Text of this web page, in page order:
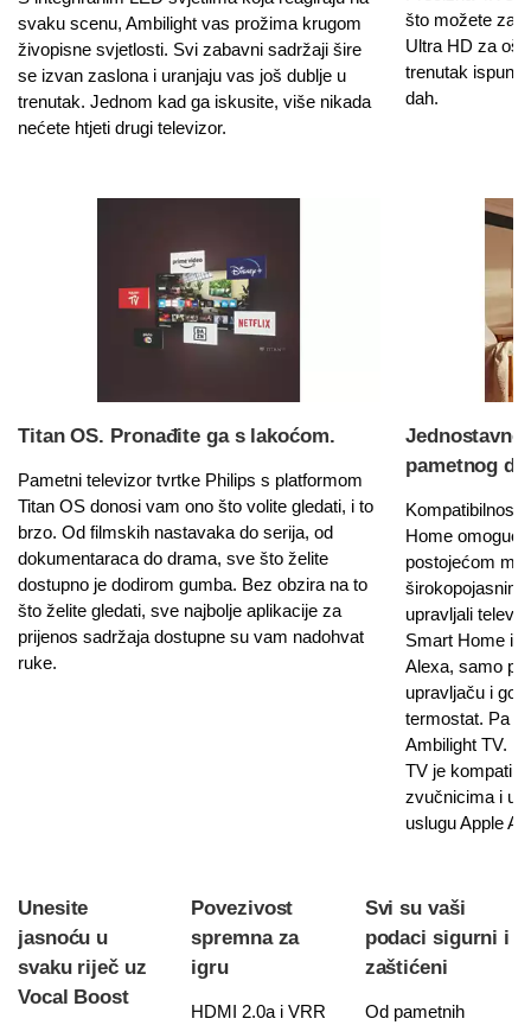
svaku scenu, Ambilight vas prožima krugom
živopisne svjetlosti. Svi zabavni sadržaji šire
se izvan zaslona i uranjaju vas još dublje u
trenutak. Jednom kad ga iskusite, više nikada
nećete htjeti drugi televizor.
što možete
Ultra HD za
trenutak
dah.
Titan OS. Pronađite ga s lakoćom.
Pametni televizor tvrtke Philips s platformom
Titan OS donosi vam ono što volite gledati, i to
brzo. Od filmskih nastavaka do serija, od
dokumentaraca do drama, sve što želite
dostupno je dodirom gumba. Bez obzira na to
što želite gledati, sve najbolje aplikacije za
prijenos sadržaja dostupne su vam nadohvat
ruke.
Jednostavno
pametnog
Kompatibilnost
Home
postojećom
širokopojasnim
upravljali
Smart Home ili
Alexa, samo
upravljaču i
termostat. Pa
Ambilight TV.
TV je
zvučnicima i
uslugu Apple
Unesite
jasnoću u
svaku riječ uz
Vocal Boost
Povezivost
spremna za
igru
HDMI 2.0a i VRR
Svi su vaši
podaci sigurni i
zaštićeni
Od pametnih